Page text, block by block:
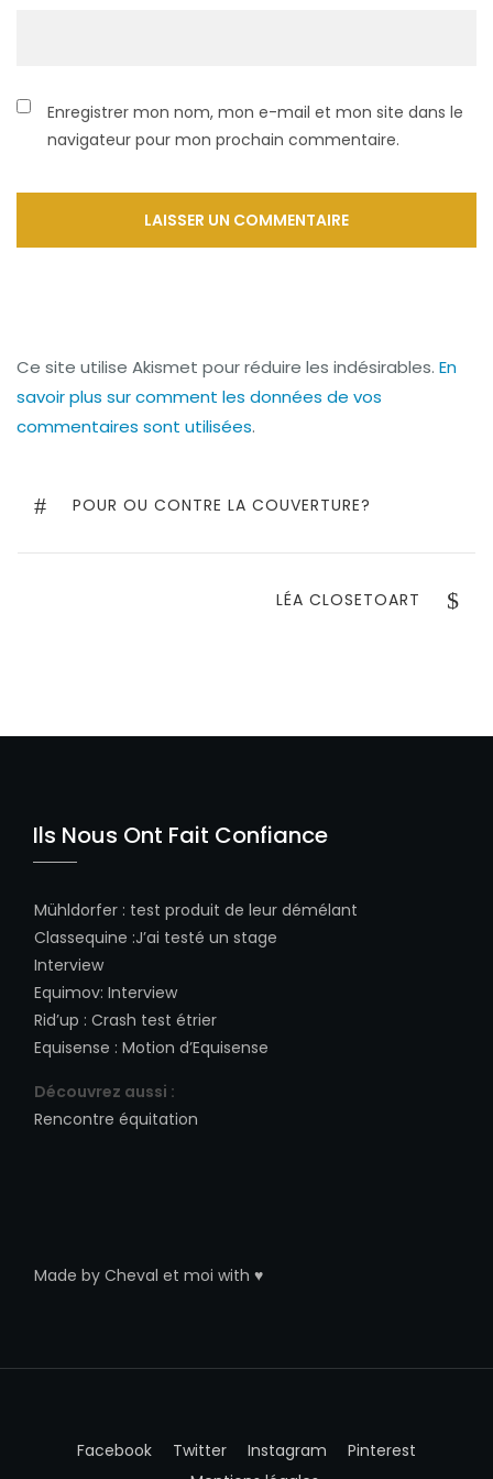
Enregistrer mon nom, mon e-mail et mon site dans le
navigateur pour mon prochain commentaire.
Ce site utilise Akismet pour réduire les indésirables. En
savoir plus sur comment les données de vos
commentaires sont utilisées.
de
PREVIOUS
POUR OU CONTRE LA COUVERTURE?
NEXT
LÉA CLOSETOART
Ils Nous Ont Fait Confiance
Mühldorfer : test produit de leur démélant
Classequine :J’ai testé un stage
Interview
Equimov: Interview
Rid’up : Crash test étrier
Equisense : Motion d’Equisense
Découvrez aussi :
Rencontre équitation
Made by Cheval et moi with ♥
Facebook Twitter Instagram
Pinterest